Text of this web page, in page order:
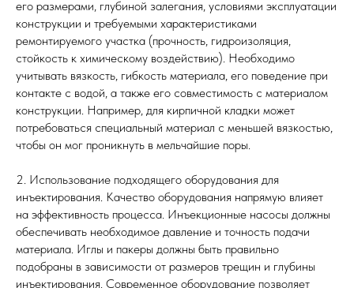
его размерами, глубиной залегания, условиями эксплуатации
конструкции и требуемыми характеристиками
ремонтируемого участка (прочность, гидроизоляция,
стойкость к химическому воздействию). Необходимо
учитывать вязкость, гибкость материала, его поведение при
контакте с водой, а также его совместимость с материалом
конструкции. Например, для кирпичной кладки может
потребоваться специальный материал с меньшей вязкостью,
чтобы он мог проникнуть в мельчайшие поры.
2. Использование подходящего оборудования для
инъектирования. Качество оборудования напрямую влияет
на эффективность процесса. Инъекционные насосы должны
обеспечивать необходимое давление и точность подачи
материала. Иглы и пакеры должны быть правильно
подобраны в зависимости от размеров трещин и глубины
инъектирования. Современное оборудование позволяет